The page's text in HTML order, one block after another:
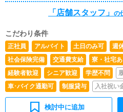
更新時に簡単に文字が
掃や備品の管理・補充
「店舗スタッフ」 の
こだわり条件
正社員 アルバイト 土日のみ可 週
社会保険完備
交通費支給 寮・社宅あ
経験者歓迎
シニア歓迎 学歴不問
車･バイク通勤可
制服貸与 入社祝い
検討中に追加